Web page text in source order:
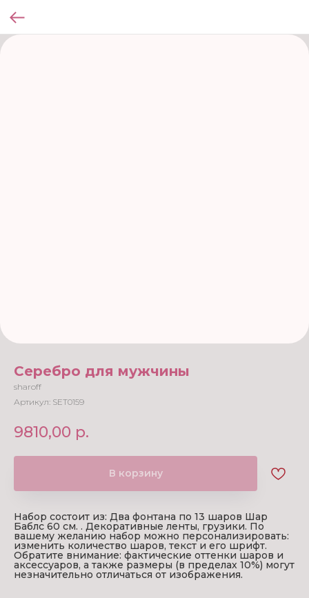
Серебро для мужчины
sharoff
Артикул: SET0159
9810,00 р.
В корзину
Набор состоит из: Два фонтана по 13 шаров Шар
Баблс 60 см. . Декоративные ленты, грузики. По
вашему желанию набор можно персонализировать:
изменить количество шаров, текст и его шрифт.
Обратите внимание: фактические оттенки шаров и
аксессуаров, а также размеры (в пределах 10%) могут
незначительно отличаться от изображения.